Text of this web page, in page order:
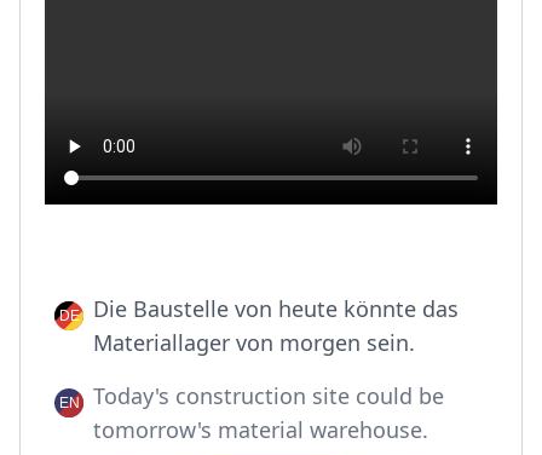
Die Baustelle von heute könnte das
Materiallager von morgen sein.
Today's construction site could be
tomorrow's material warehouse.